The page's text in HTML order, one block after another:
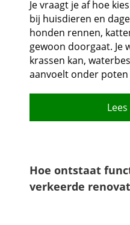
Je vraagt je af hoe
bij huisdieren en
honden rennen,
gewoon doorgaat.​ Je
krassen kan,
aanvoelt onder
Hoe ontstaat
verkeerde